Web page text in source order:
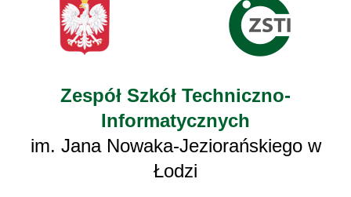
Zespół Szkół Techniczno-
Informatycznych
im. Jana Nowaka-Jeziorańskiego w
Łodzi